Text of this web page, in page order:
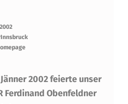
2002 feierte unser
Ferdinand Obenfeldner